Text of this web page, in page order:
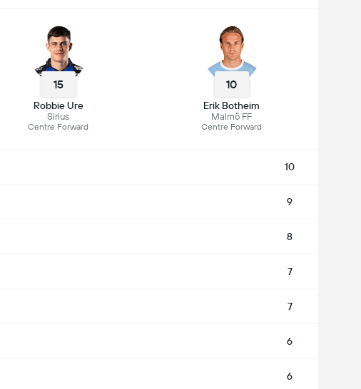
15
Robbie Ure
Sirius
Centre Forward
10
Erik Botheim
Malmö FF
Centre Forward
10
9
8
7
7
6
6